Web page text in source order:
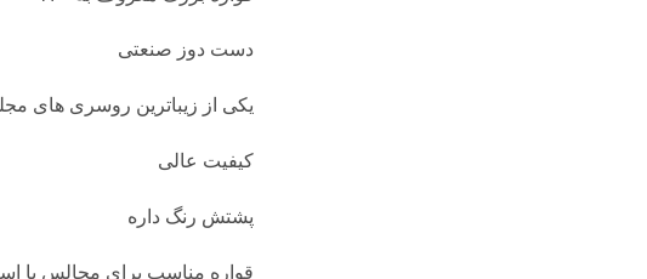
دست دوز صنعتی
یکی از زیباترین روسری های
کیفیت عالی
پشتش رنگ داره
قواره مناسب برای مجالس یا